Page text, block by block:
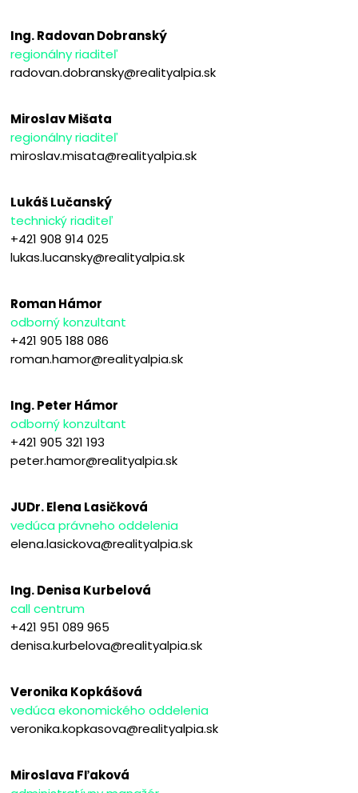
Ing. Radovan Dobranský
regionálny riaditeľ
radovan.dobransky@realityalpia.sk
Miroslav Mišata
regionálny riaditeľ
miroslav.misata@realityalpia.sk
Lukáš Lučanský
technický riaditeľ
+421 908 914 025
lukas.lucansky@realityalpia.sk
Roman Hámor
odborný konzultant
+421 905 188 086
roman.hamor@realityalpia.sk
Ing. Peter Hámor
odborný konzultant
+421 905 321 193
peter.hamor@realityalpia.sk
JUDr. Elena Lasičková
vedúca právneho oddelenia
elena.lasickova@realityalpia.sk
Ing. Denisa Kurbelová
call centrum
+421 951 089 965
denisa.kurbelova@realityalpia.sk
Veronika Kopkášová
vedúca ekonomického oddelenia
veronika.kopkasova@realityalpia.sk
Miroslava Fľaková